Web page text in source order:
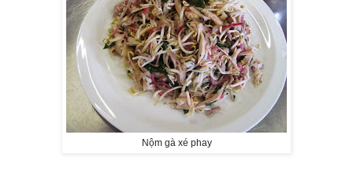
Nộm gà xé phay